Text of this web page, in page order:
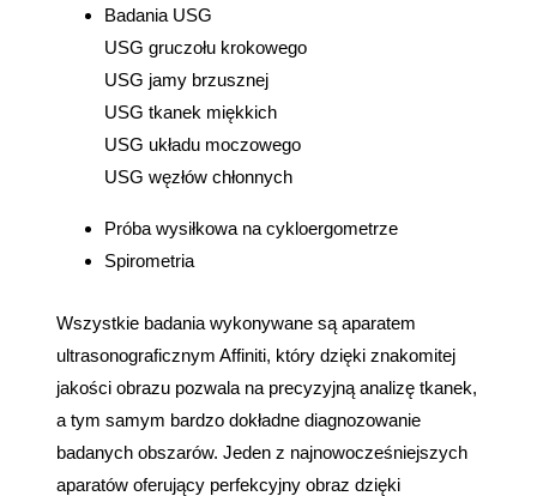
Badania USG
USG gruczołu krokowego
USG jamy brzusznej
USG tkanek miękkich
USG układu moczowego
USG węzłów chłonnych
Próba wysiłkowa na cykloergometrze
Spirometria
Wszystkie badania wykonywane są aparatem
ultrasonograficznym Affiniti, który dzięki znakomitej
jakości obrazu pozwala na precyzyjną analizę tkanek,
a tym samym bardzo dokładne diagnozowanie
badanych obszarów. Jeden z najnowocześniejszych
aparatów oferujący perfekcyjny obraz dzięki